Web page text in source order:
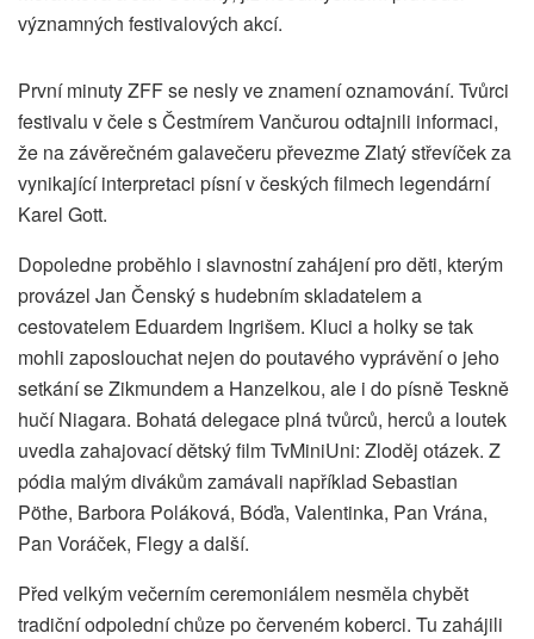
významných festivalových akcí.
První minuty ZFF se nesly ve znamení oznamování. Tvůrci
festivalu v čele s Čestmírem Vančurou odtajnili informaci,
že na závěrečném galavečeru převezme Zlatý střevíček za
vynikající interpretaci písní v českých filmech legendární
Karel Gott.
Dopoledne proběhlo i slavnostní zahájení pro děti, kterým
provázel Jan Čenský s hudebním skladatelem a
cestovatelem Eduardem Ingrišem. Kluci a holky se tak
mohli zaposlouchat nejen do poutavého vyprávění o jeho
setkání se Zikmundem a Hanzelkou, ale i do písně Teskně
hučí Niagara. Bohatá delegace plná tvůrců, herců a loutek
uvedla zahajovací dětský film TvMiniUni: Zloděj otázek. Z
pódia malým divákům zamávali například Sebastian
Pöthe, Barbora Poláková, Bóďa, Valentinka, Pan Vrána,
Pan Voráček, Flegy a další.
Před velkým večerním ceremoniálem nesměla chybět
tradiční odpolední chůze po červeném koberci. Tu zahájili